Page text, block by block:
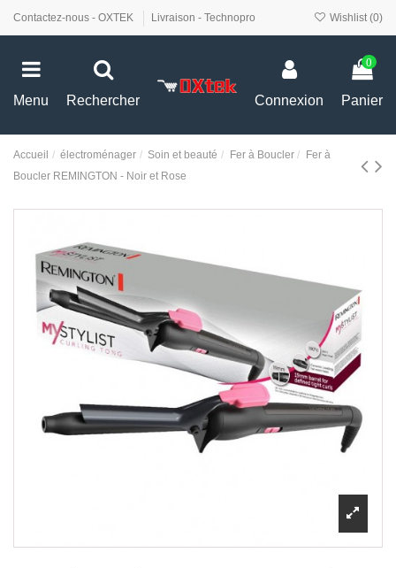
Contactez-nous - OXTEK Livraison - Technopro Wishlist (0)
Menu Rechercher Connexion
0
Panier
Accueil électroménager Soin et beauté Fer à Boucler
Fer à
Boucler REMINGTON - Noir et Rose